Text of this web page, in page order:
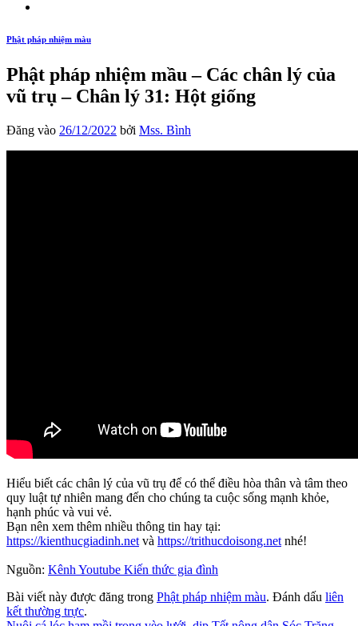
Phật pháp nhiệm màu
Phật pháp nhiệm mầu – Các chân lý của
vũ trụ – Chân lý 31: Hột giống
Đăng vào 26/12/2022 bởi Mss. Bình
Hiểu biết các chân lý của vũ trụ để có thể điều hòa thân và tâm theo
quy luật tự nhiên mang đến cho chúng ta cuộc sống mạnh khỏe,
hạnh phúc và vui vẻ.
Bạn nên xem thêm nhiều thông tin hay tại:
https://kienthucgiadinh.net và https://trithucdoisong.net nhé!
Nguồn: Kênh Youtube Kiến thức gia đình
Bài viết này được đăng trong Phật pháp nhiệm màu. Đánh dấu liên
kết thường trực.